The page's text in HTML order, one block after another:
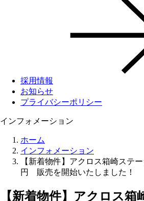
採用情報
お知らせ
プライバシーポリシー
インフォメーション
ホーム
インフォメーション
【新着物件】アクロス箱崎ステ
円 販売を開始いたしました！
【新着物件】アクロス箱